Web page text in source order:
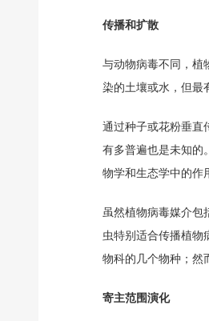
传播和扩散
与动物病毒不同，植
染的土壤或水，但最
通过种子或花粉垂直
有多普遍也是未知的
物学和生态学中的作
虽然植物病毒媒介包
虫特别适合传播植物
物科的几个物种；然
寄主范围演化